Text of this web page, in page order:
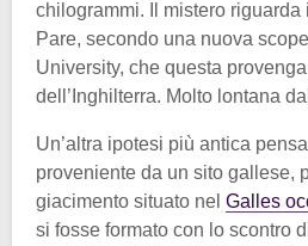
chilogrammi. Il mistero
Pare, secondo una nuova
University, che questa
dell’Inghilterra. Molto lontana
Un’altra ipotesi più antica
proveniente da un sito gallese,
giacimento situato nel Galles
si fosse formato con lo scontro